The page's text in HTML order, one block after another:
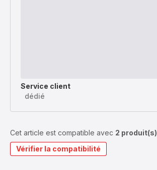
Service client
dédié
Cet article est compatible avec 2 produit(s)
Vérifier la compatibilité